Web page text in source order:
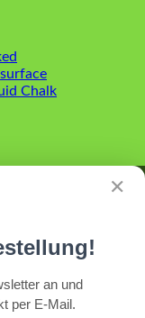
Chalk
✕
an und
per E-Mail.